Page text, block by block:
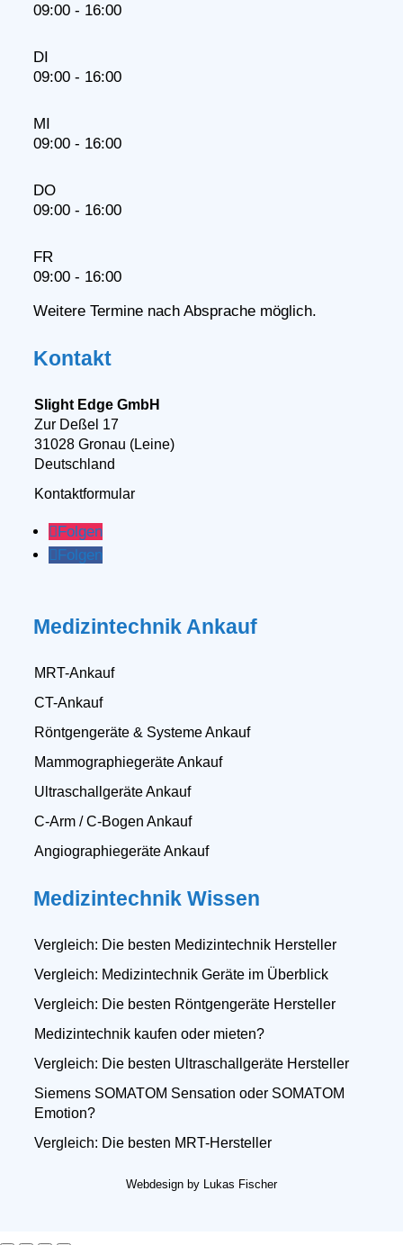
09:00 - 16:00
DI
09:00 - 16:00
MI
09:00 - 16:00
DO
09:00 - 16:00
FR
09:00 - 16:00
Weitere Termine nach Absprache möglich.
Kontakt
Slight Edge GmbH
Zur Deßel 17
31028 Gronau (Leine)
Deutschland
Kontaktformular
Folgen
Folgen
Medizintechnik Ankauf
MRT-Ankauf
CT-Ankauf
Röntgengeräte & Systeme Ankauf
Mammographiegeräte Ankauf
Ultraschallgeräte Ankauf
C-Arm / C-Bogen Ankauf
Angiographiegeräte Ankauf
Medizintechnik Wissen
Vergleich: Die besten Medizintechnik Hersteller
Vergleich: Medizintechnik Geräte im Überblick
Vergleich: Die besten Röntgengeräte Hersteller
Medizintechnik kaufen oder mieten?
Vergleich: Die besten Ultraschallgeräte Hersteller
Siemens SOMATOM Sensation oder SOMATOM
Emotion?
Vergleich: Die besten MRT-Hersteller
Webdesign by Lukas Fischer